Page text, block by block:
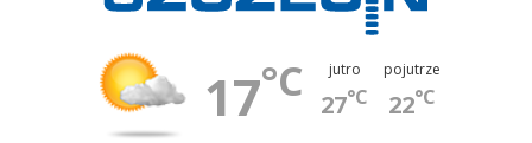
17°C jutro
27°C
pojutrze
22°C